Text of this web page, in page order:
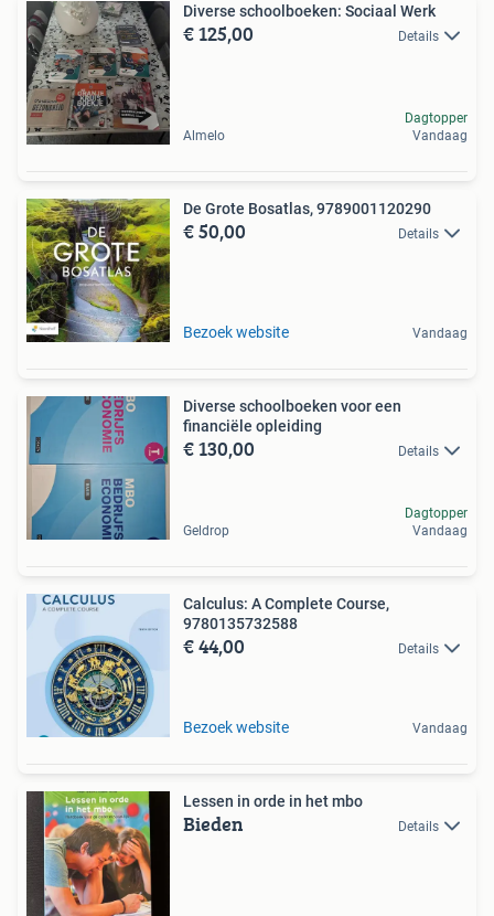
Diverse schoolboeken: Sociaal Werk
€ 125,00 Details
Almelo
Dagtopper
Vandaag
De Grote Bosatlas, 9789001120290
€ 50,00 Details
Bezoek website Vandaag
Diverse schoolboeken voor een
financiële opleiding
€ 130,00 Details
Geldrop
Dagtopper
Vandaag
Calculus: A Complete Course,
9780135732588
€ 44,00 Details
Bezoek website Vandaag
Lessen in orde in het mbo
Bieden Details